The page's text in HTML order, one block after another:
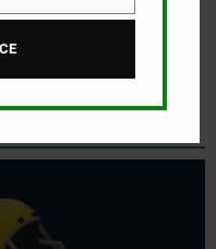
од третото коло на